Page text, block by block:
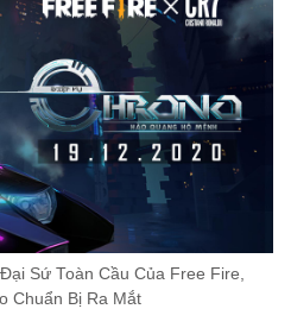
Sứ Toàn Cầu Của Free Fire,
Chuẩn Bị Ra Mắt